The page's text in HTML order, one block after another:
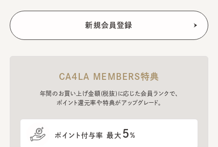
CA4LA MEMBERS特典
年間のお買い上げ金額(税抜)に応じた会員ランクで、
ポイント還元率や特典がアップグレード。
ポイント付与率 最大 5%